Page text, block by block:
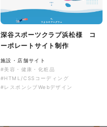
深谷スポーツクラブ浜松様 コ
ーポレートサイト制作
施設・店舗サイト
#美容・健康・化粧品
#HTML/CSSコーディング
#レスポンシブWebデザイン